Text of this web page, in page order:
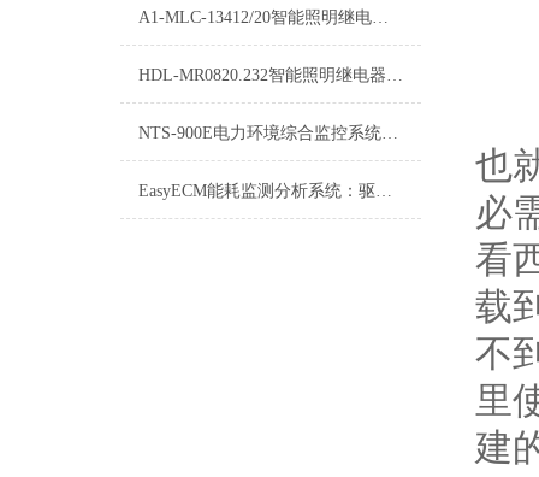
A1-MLC-13412/20智能照明继电器模块-选型说明
HDL-MR0820.232智能照明继电器模块-技术文章
NTS-900E电力环境综合监控系统NTS-900E功能特点
EasyECM能耗监测分析系统：驱动节能减排与智慧管理的新引擎
也
必
看
载
不
里
建